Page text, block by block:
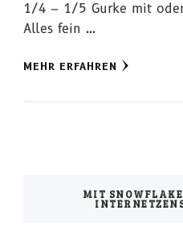
1/4 – 1/5 Gurke mit
Alles fein …
MEHR ERFAHREN
MIT